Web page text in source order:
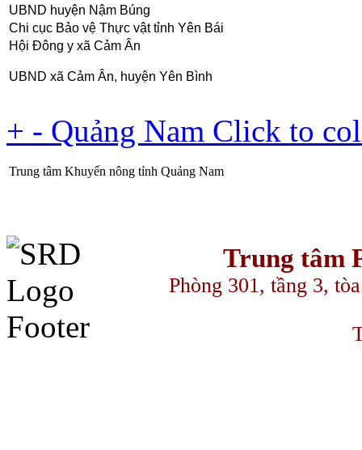
UBND huyện Nậm Búng
Chi cục Bảo vệ Thực vật tỉnh Yên Bái
Hội Đông y xã Cảm Ân
UBND xã Cảm Ân, huyện Yên Bình
+ - Quảng Nam Click to
Trung tâm Khuyến nông tỉnh Quảng Nam
Trung tâm
Phòng 301, tầng 3,